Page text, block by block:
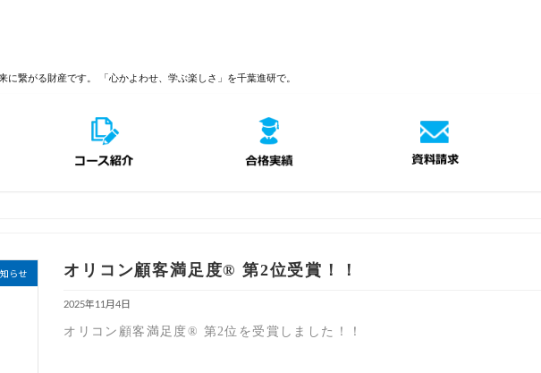
に繋がる財産です。 「心かよわせ、学ぶ楽しさ」を千葉進研で。
らせ オリコン顧客満足度® 第2位受賞！！
2025年11月4日
オリコン顧客満足度® 第2位を受賞しました！！